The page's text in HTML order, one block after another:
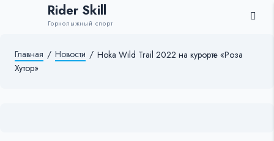
Rider Skill
Горнолыжный спорт
Главная / Новости / Hoka Wild Trail 2022 на курорте «Роза
Хутор»